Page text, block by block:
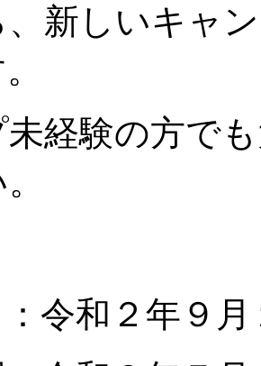
、新しいキャ
経験の方で
令和２年９月